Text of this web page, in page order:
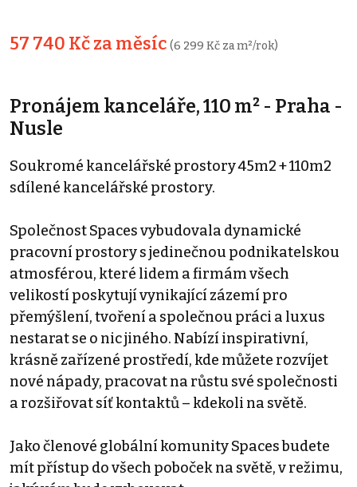
57 740 Kč za měsíc (6 299 Kč za m²/rok)
Pronájem kanceláře, 110 m² - Praha -
Nusle
Soukromé kancelářské prostory 45m2 + 110m2
sdílené kancelářské prostory.
Společnost Spaces vybudovala dynamické
pracovní prostory s jedinečnou podnikatelskou
atmosférou, které lidem a firmám všech
velikostí poskytují vynikající zázemí pro
přemýšlení, tvoření a společnou práci a luxus
nestarat se o nic jiného. Nabízí inspirativní,
krásně zařízené prostředí, kde můžete rozvíjet
nové nápady, pracovat na růstu své společnosti
a rozšiřovat síť kontaktů – kdekoli na světě.
Jako členové globální komunity Spaces budete
mít přístup do všech poboček na světě, v režimu,